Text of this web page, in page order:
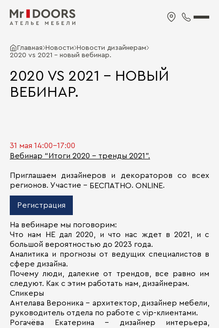
Главная Новости
Новости дизайнерам
2020 vs 2021 - новый вебинар.
2020 VS 2021 - НОВЫЙ
ВЕБИНАР.
31 мая 14:00-17:00
Вебинар “Итоги 2020 - тренды 2021”.
Приглашаем дизайнеров и декораторов со всех
регионов. Участие - БЕСПАТНО. ONLINE.
Регистрация
На вебинаре мы поговорим:
Что нам НЕ дал 2020, и что нас ждет в 2021, и с
большой вероятностью до 2023 года.
Аналитика и прогнозы от ведущих специалистов в
сфере дизайна.
Почему люди, далекие от трендов, все равно им
следуют. Как с этим работать нам, дизайнерам.
Спикеры
Антелава Вероника – архитектор, дизайнер мебели,
руководитель отдела по работе с vip-клиентами.
Рогачёва Екатерина – дизайнер интерьера,